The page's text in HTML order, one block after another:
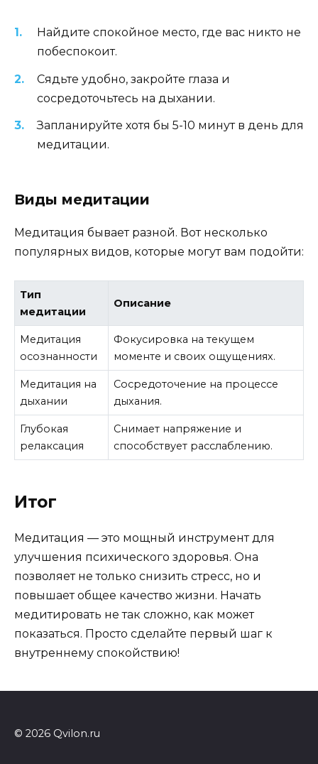
Найдите спокойное место, где вас никто не
побеспокоит.
Сядьте удобно, закройте глаза и
сосредоточьтесь на дыхании.
Запланируйте хотя бы 5-10 минут в день для
медитации.
Виды медитации
Медитация бывает разной. Вот несколько
популярных видов, которые могут вам подойти:
Тип
медитации
Описание
Медитация
осознанности
Фокусировка на текущем
моменте и своих ощущениях.
Медитация на
дыхании
Сосредоточение на процессе
дыхания.
Глубокая
релаксация
Снимает напряжение и
способствует расслаблению.
Итог
Медитация — это мощный инструмент для
улучшения психического здоровья. Она
позволяет не только снизить стресс, но и
повышает общее качество жизни. Начать
медитировать не так сложно, как может
показаться. Просто сделайте первый шаг к
внутреннему спокойствию!
© 2026 Qvilon.ru